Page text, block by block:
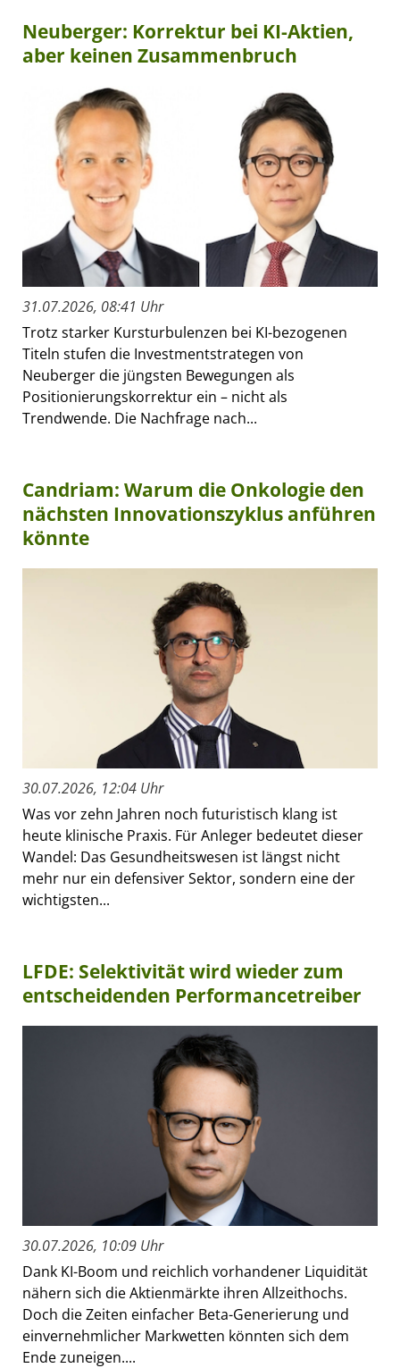
Neuberger: Korrektur bei KI-Aktien,
aber keinen Zusammenbruch
31.07.2026, 08:41 Uhr
Trotz starker Kursturbulenzen bei KI-bezogenen
Titeln stufen die Investmentstrategen von
Neuberger die jüngsten Bewegungen als
Positionierungskorrektur ein – nicht als
Trendwende. Die Nachfrage nach...
Candriam: Warum die Onkologie den
nächsten Innovationszyklus anführen
könnte
30.07.2026, 12:04 Uhr
Was vor zehn Jahren noch futuristisch klang ist
heute klinische Praxis. Für Anleger bedeutet dieser
Wandel: Das Gesundheitswesen ist längst nicht
mehr nur ein defensiver Sektor, sondern eine der
wichtigsten...
LFDE: Selektivität wird wieder zum
entscheidenden Performancetreiber
30.07.2026, 10:09 Uhr
Dank KI-Boom und reichlich vorhandener Liquidität
nähern sich die Aktienmärkte ihren Allzeithochs.
Doch die Zeiten einfacher Beta-Generierung und
einvernehmlicher Markwetten könnten sich dem
Ende zuneigen....